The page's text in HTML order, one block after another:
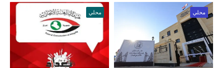
محلي محلي